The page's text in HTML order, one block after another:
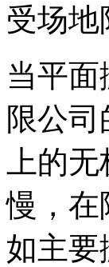
受场地
当平
限公
上的
慢，在
如主要